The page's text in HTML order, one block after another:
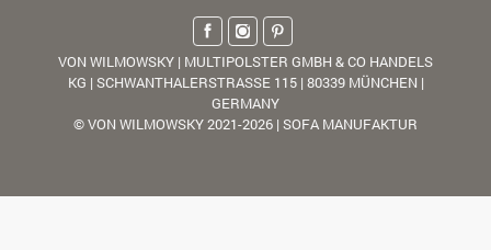
VON WILMOWSKY | MULTIPOLSTER GMBH & CO HANDELS
KG | SCHWANTHALERSTRASSE 115 | 80339 MÜNCHEN |
GERMANY
© VON WILMOWSKY 2021-2026 | SOFA MANUFAKTUR